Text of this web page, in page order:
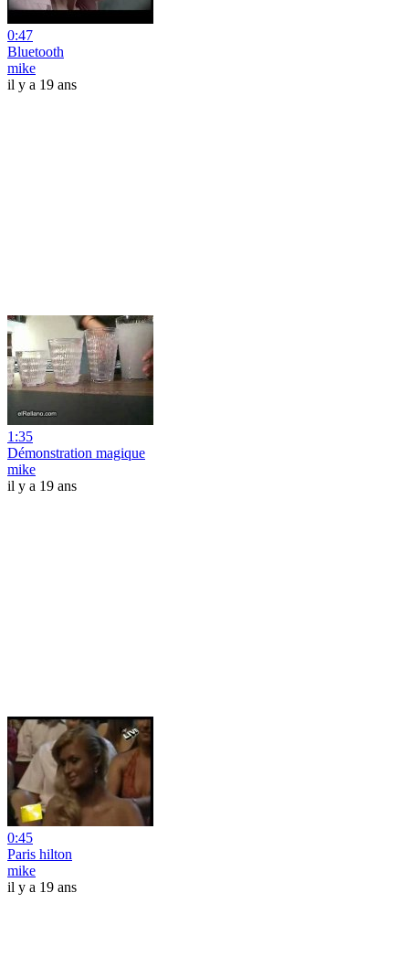
0:47
Bluetooth
mike
il y a 19 ans
1:35
Démonstration magique
mike
il y a 19 ans
0:45
Paris hilton
mike
il y a 19 ans